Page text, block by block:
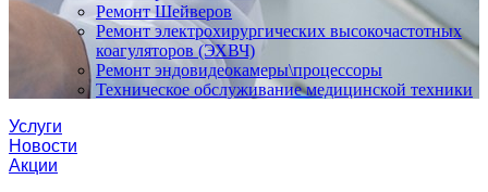
Ремонт Шейверов
Ремонт электрохирургических высокочастотных
коагуляторов (ЭХВЧ)
Ремонт эндовидеокамеры\процессоры
Техническое обслуживание медицинской техники
Услуги
Новости
Акции